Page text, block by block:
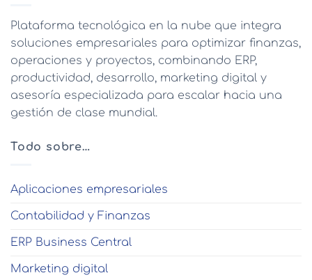
Plataforma tecnológica en la nube que integra
soluciones empresariales para optimizar finanzas,
operaciones y proyectos, combinando ERP,
productividad, desarrollo, marketing digital y
asesoría especializada para escalar hacia una
gestión de clase mundial.
Todo sobre…
Aplicaciones empresariales
Contabilidad y Finanzas
ERP Business Central
Marketing digital